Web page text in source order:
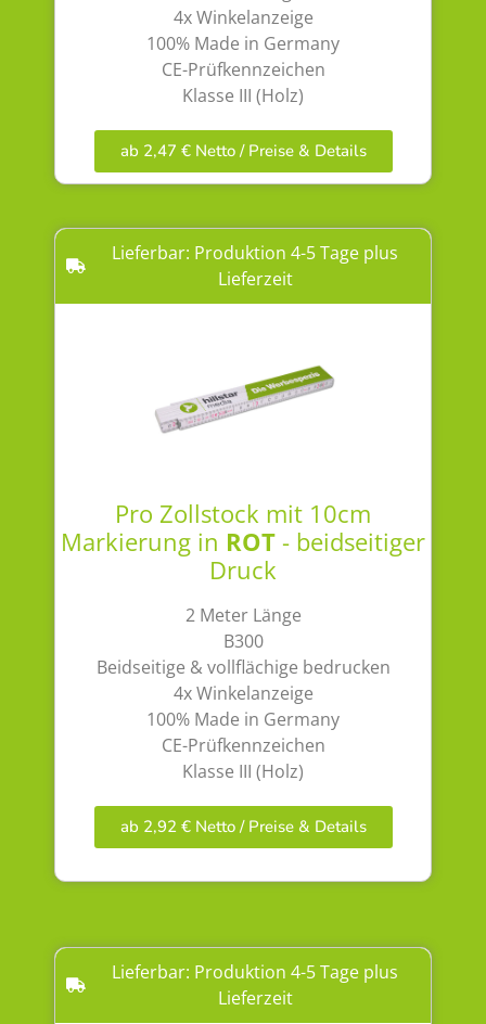
4x Winkelanzeige
100% Made in Germany
CE-Prüfkennzeichen
Klasse III (Holz)
ab 2,47 € Netto / Preise & Details
Lieferbar: Produktion 4-5 Tage plus
Lieferzeit
Pro Zollstock mit 10cm
Markierung in ROT- beidseitiger
Druck
2 Meter Länge
B300
Beidseitige & vollflächige bedrucken
4x Winkelanzeige
100% Made in Germany
CE-Prüfkennzeichen
Klasse III (Holz)
ab 2,92 € Netto / Preise & Details
Lieferbar: Produktion 4-5 Tage plus
Lieferzeit